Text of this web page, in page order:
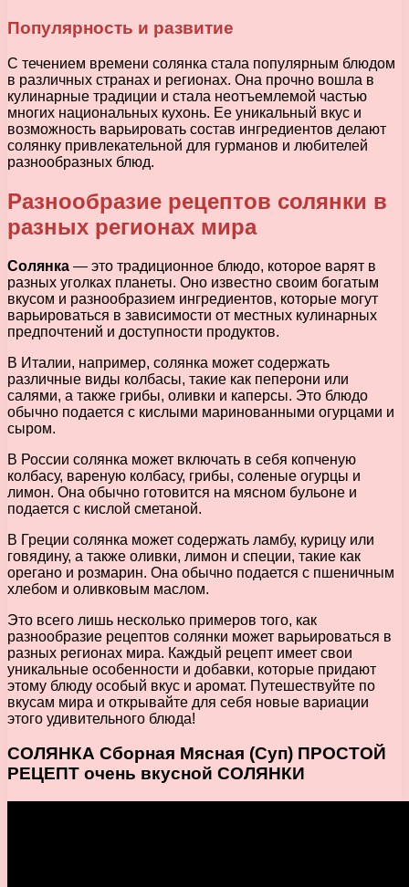
Популярность и развитие
С течением времени солянка стала популярным блюдом
в различных странах и регионах. Она прочно вошла в
кулинарные традиции и стала неотъемлемой частью
многих национальных кухонь. Ее уникальный вкус и
возможность варьировать состав ингредиентов делают
солянку привлекательной для гурманов и любителей
разнообразных блюд.
Разнообразие рецептов солянки в
разных регионах мира
Солянка — это традиционное блюдо, которое варят в
разных уголках планеты. Оно известно своим богатым
вкусом и разнообразием ингредиентов, которые могут
варьироваться в зависимости от местных кулинарных
предпочтений и доступности продуктов.
В Италии, например, солянка может содержать
различные виды колбасы, такие как пеперони или
салями, а также грибы, оливки и каперсы. Это блюдо
обычно подается с кислыми маринованными огурцами и
сыром.
В России солянка может включать в себя копченую
колбасу, вареную колбасу, грибы, соленые огурцы и
лимон. Она обычно готовится на мясном бульоне и
подается с кислой сметаной.
В Греции солянка может содержать ламбу, курицу или
говядину, а также оливки, лимон и специи, такие как
орегано и розмарин. Она обычно подается с пшеничным
хлебом и оливковым маслом.
Это всего лишь несколько примеров того, как
разнообразие рецептов солянки может варьироваться в
разных регионах мира. Каждый рецепт имеет свои
уникальные особенности и добавки, которые придают
этому блюду особый вкус и аромат. Путешествуйте по
вкусам мира и открывайте для себя новые вариации
этого удивительного блюда!
СОЛЯНКА Сборная Мясная (Суп) ПРОСТОЙ
РЕЦЕПТ очень вкусной СОЛЯНКИ